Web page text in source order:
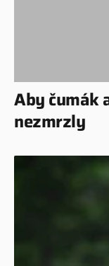
Aby čumák
nezmrzly